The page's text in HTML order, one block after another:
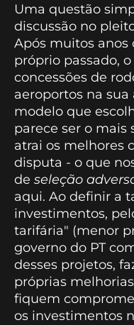
Uma questão
discussão no
Após muitos anos
próprio passado,
concessões de
aeroportos na
modelo que
parece ser o mais
atrai os melhores
disputa - o que
de seleção
aqui. Ao definir a
investimentos,
tarifária" (menor
governo do PT
desses projetos,
próprias
fiquem
os investimentos